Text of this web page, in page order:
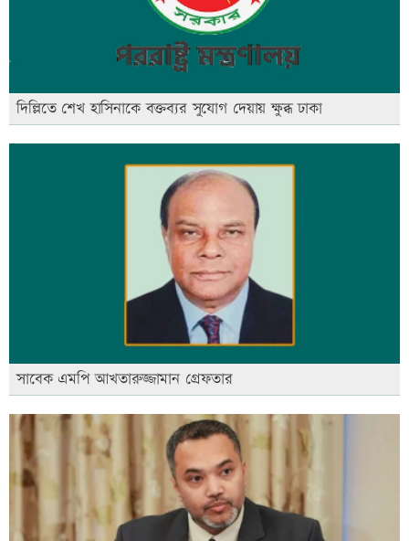
দিল্লিতে শেখ হাসিনাকে বক্তব্যর সুযোগ দেয়ায় ক্ষুব্ধ ঢাকা
সাবেক এমপি আখতারুজ্জামান গ্রেফতার